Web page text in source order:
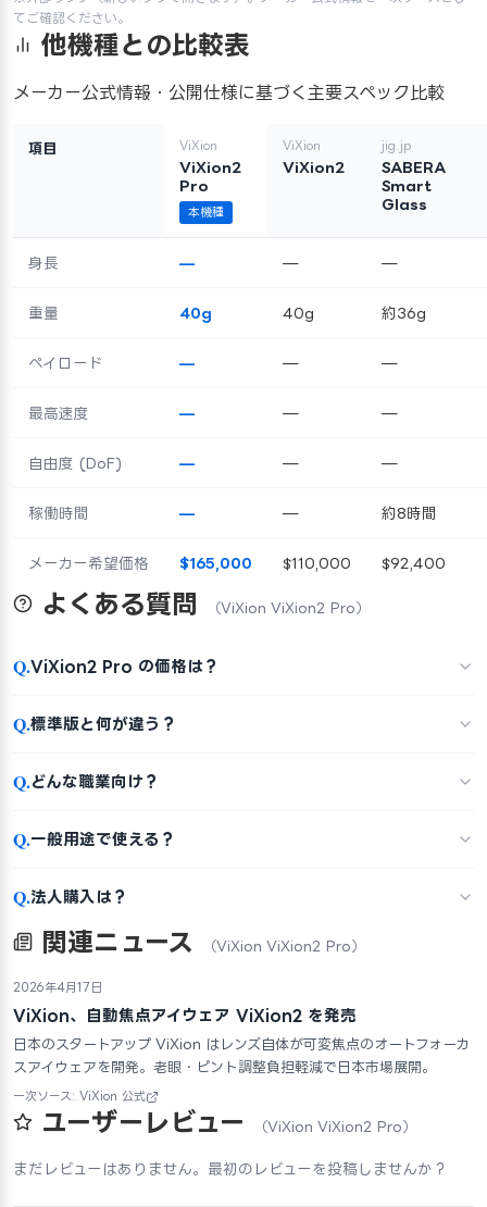
てご確認ください。
他機種との比較表
メーカー公式情報・公開仕様に基づく主要スペック比較
項目 ViXion
ViXion2
Pro
本機種
ViXion
ViXion2
jig.jp
SABERA
Smart
Glass
身長 — — —
重量 40g 40g 約36g
ペイロード — — —
最高速度 — — —
自由度 (DoF) — — —
稼働時間 — — 約8時間
メーカー希望価格 $165,000 $110,000 $92,400
よくある質問 （ViXion ViXion2 Pro）
Q.ViXion2 Pro の価格は？
Q.標準版と何が違う？
Q.どんな職業向け？
Q.一般用途で使える？
Q.法人購入は？
関連ニュース （ViXion ViXion2 Pro）
2026年4月17日
ViXion、自動焦点アイウェア ViXion2 を発売
日本のスタートアップ ViXion はレンズ自体が可変焦点のオートフォーカ
スアイウェアを開発。老眼・ピント調整負担軽減で日本市場展開。
一次ソース: ViXion 公式
ユーザーレビュー （ViXion ViXion2 Pro）
まだレビューはありません。最初のレビューを投稿しませんか？